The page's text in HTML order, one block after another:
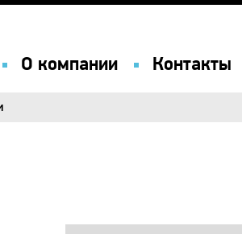
О компании Контакты